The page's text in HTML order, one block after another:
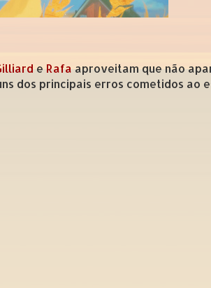
e Rafa aproveitam que não
dos principais erros cometidos